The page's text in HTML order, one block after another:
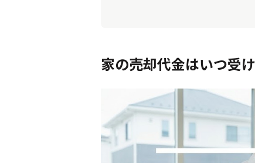
家の売却代金はいつ受